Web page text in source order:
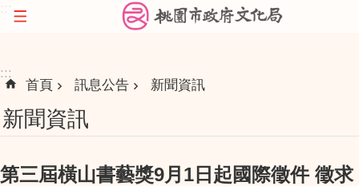
跳到主要內容區塊
:::
首頁 訊息公告 新聞資訊
新聞資訊
第三屆橫山書藝獎9月1日起國際徵件 徵求